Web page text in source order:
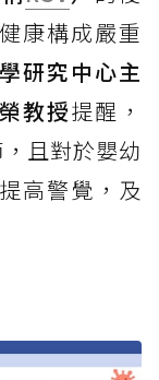
康構成嚴重
研究中心主
教授提醒，
且對於嬰幼
高警覺，及